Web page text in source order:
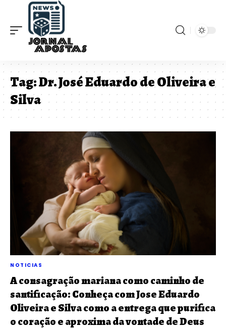
Tag:Dr. José Eduardo de Oliveira e
Silva
NOTICIAS
A consagração mariana como caminho de
santificação: Conheça com Jose Eduardo
Oliveira e Silva como a entrega que purifica
o coração e aproxima da vontade de Deus